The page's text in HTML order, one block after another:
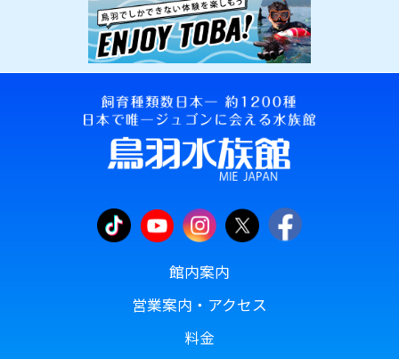
館内案内
営業案内・アクセス
料金